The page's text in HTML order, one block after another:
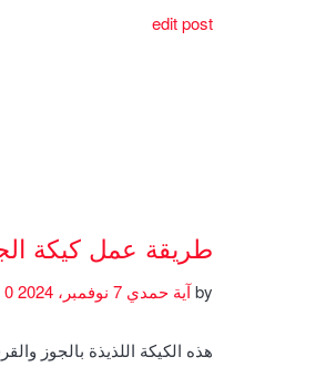
edit post
طريقة عمل كيكة
byآية حمدي
هذه الكيكة اللذيذة بالجوز